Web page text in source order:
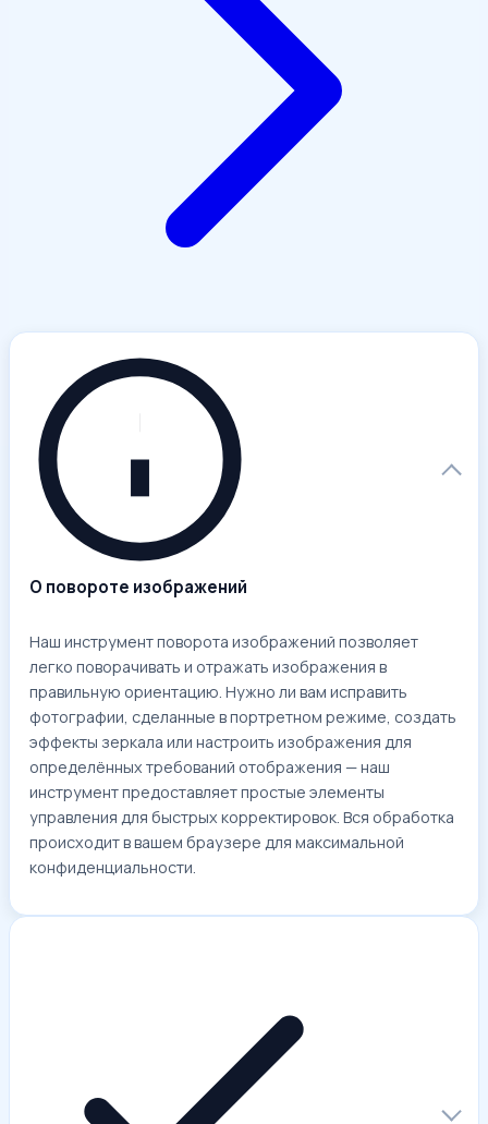
О повороте изображений
Наш инструмент поворота изображений позволяет
легко поворачивать и отражать изображения в
правильную ориентацию. Нужно ли вам исправить
фотографии, сделанные в портретном режиме, создать
эффекты зеркала или настроить изображения для
определённых требований отображения — наш
инструмент предоставляет простые элементы
управления для быстрых корректировок. Вся обработка
происходит в вашем браузере для максимальной
конфиденциальности.